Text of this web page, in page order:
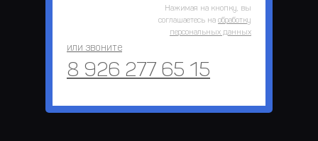
Нажимая на кнопку, вы
соглашаетесь на обработку
персональных данных
или звоните
8 926 277 65 15